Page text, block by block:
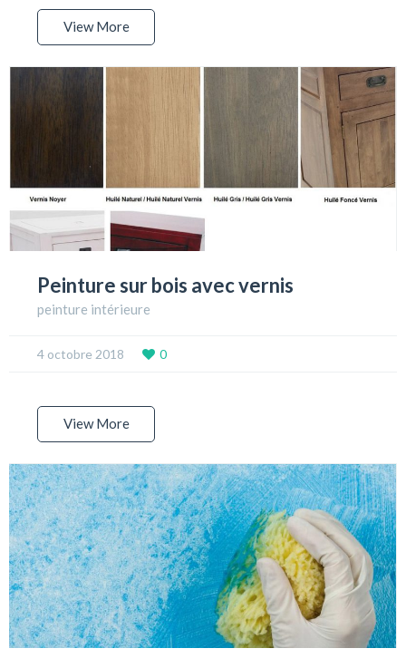
View More
Peinture sur bois avec vernis
peinture intérieure
4 octobre 2018 0
View More